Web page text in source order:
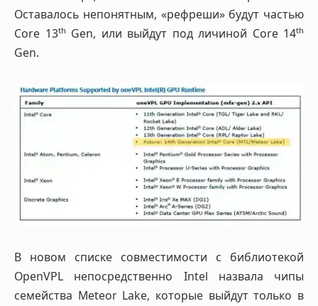
Оставалось непонятным, «рефреши» будут частью
Core 13th Gen, или выйдут под личиной Core 14th
Gen.
В новом списке совместимости с библиотекой
OpenVPL непосредственно Intel назвала чипы
семейства Meteor Lake, которые выйдут только в